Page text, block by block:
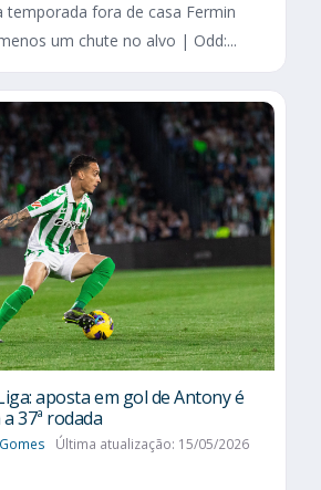
temporada fora de casa Fermin
um chute no alvo | Odd:...
aposta em gol de Antony é
37ª rodada
Última atualização: 15/05/2026